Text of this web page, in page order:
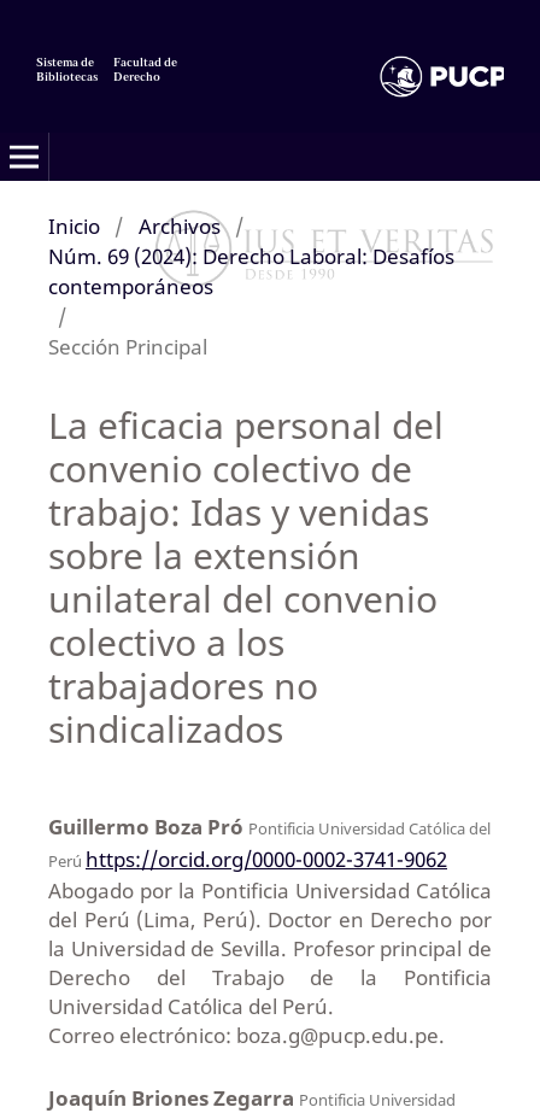
Sistema de
Bibliotecas
Facultad de
Derecho
Inicio / Archivos /
Núm. 69 (2024): Derecho Laboral: Desafíos
contemporáneos
/
Sección Principal
La eficacia personal del
convenio colectivo de
trabajo: Idas y venidas
sobre la extensión
unilateral del convenio
colectivo a los
trabajadores no
sindicalizados
Guillermo Boza Pró Pontificia Universidad Católica del
Perú https://orcid.org/0000-0002-3741-9062
Abogado por la Pontificia Universidad Católica
del Perú (Lima, Perú). Doctor en Derecho por
la Universidad de Sevilla. Profesor principal de
Derecho del Trabajo de la Pontificia
Universidad Católica del Perú.
Correo electrónico: boza.g@pucp.edu.pe.
Joaquín Briones Zegarra Pontificia Universidad